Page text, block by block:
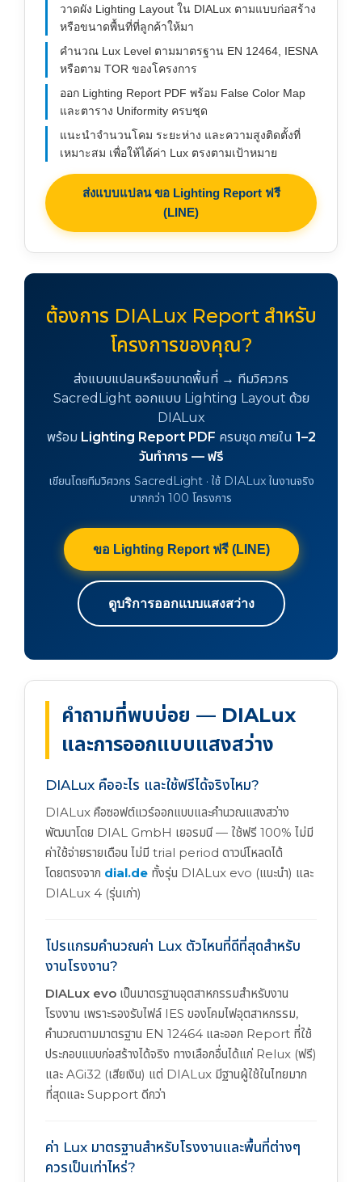
วาดผัง Lighting Layout ใน DIALux ตามแบบก่อสร้าง
หรือขนาดพื้นที่ที่ลูกค้าให้มา
คำนวณ Lux Level ตามมาตรฐาน EN 12464, IESNA
หรือตาม TOR ของโครงการ
ออก Lighting Report PDF พร้อม False Color Map
และตาราง Uniformity ครบชุด
แนะนำจำนวนโคม ระยะห่าง และความสูงติดตั้งที่
เหมาะสม เพื่อให้ได้ค่า Lux ตรงตามเป้าหมาย
ส่งแบบแปลน ขอ Lighting Report ฟรี
(LINE)
ต้องการ DIALux Report สำหรับ
โครงการของคุณ?
ส่งแบบแปลนหรือขนาดพื้นที่ → ทีมวิศวกร
SacredLight ออกแบบ Lighting Layout ด้วย
DIALux
พร้อม Lighting Report PDF ครบชุด ภายใน 1–2
วันทำการ — ฟรี
เขียนโดยทีมวิศวกร SacredLight · ใช้ DIALux ในงานจริง
มากกว่า 100 โครงการ
ขอ Lighting Report ฟรี (LINE)
ดูบริการออกแบบแสงสว่าง
คำถามที่พบบ่อย — DIALux
และการออกแบบแสงสว่าง
DIALux คืออะไร และใช้ฟรีได้จริงไหม?
DIALux คือซอฟต์แวร์ออกแบบและคำนวณแสงสว่าง
พัฒนาโดย DIAL GmbH เยอรมนี — ใช้ฟรี 100% ไม่มี
ค่าใช้จ่ายรายเดือน ไม่มี trial period ดาวน์โหลดได้
โดยตรงจาก dial.de ทั้งรุ่น DIALux evo (แนะนำ) และ
DIALux 4 (รุ่นเก่า)
โปรแกรมคำนวณค่า Lux ตัวไหนที่ดีที่สุดสำหรับ
งานโรงงาน?
DIALux evo เป็นมาตรฐานอุตสาหกรรมสำหรับงาน
โรงงาน เพราะรองรับไฟล์ IES ของโคมไฟอุตสาหกรรม,
คำนวณตามมาตรฐาน EN 12464 และออก Report ที่ใช้
ประกอบแบบก่อสร้างได้จริง ทางเลือกอื่นได้แก่ Relux (ฟรี)
และ AGi32 (เสียเงิน) แต่ DIALux มีฐานผู้ใช้ในไทยมาก
ที่สุดและ Support ดีกว่า
ค่า Lux มาตรฐานสำหรับโรงงานและพื้นที่ต่างๆ
ควรเป็นเท่าไหร่?